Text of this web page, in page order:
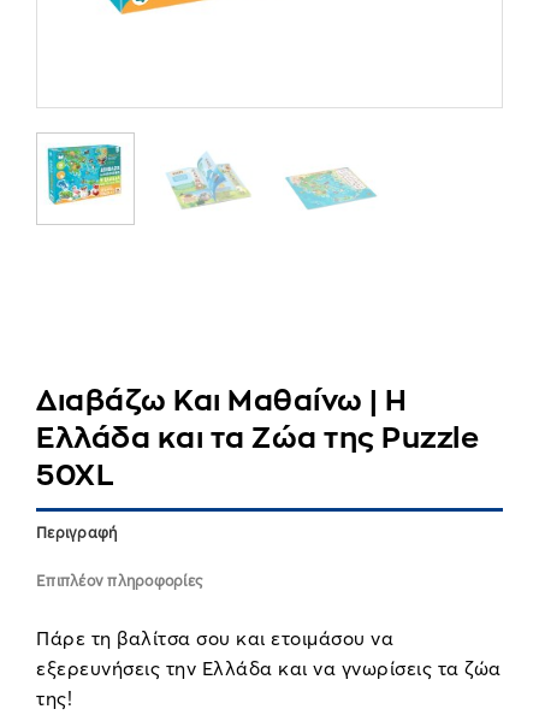
Διαβάζω Και Μαθαίνω | Η
Ελλάδα και τα Ζώα της Puzzle
50XL
Περιγραφή
Επιπλέον πληροφορίες
Πάρε τη βαλίτσα σου και ετοιμάσου να
εξερευνήσεις την Ελλάδα και να γνωρίσεις τα ζώα
της!